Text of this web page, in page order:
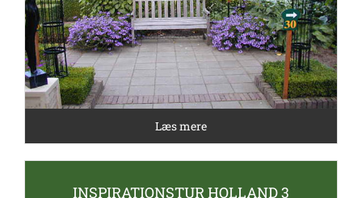
Læs mere
INSPIRATIONSTUR HOLLAND 3